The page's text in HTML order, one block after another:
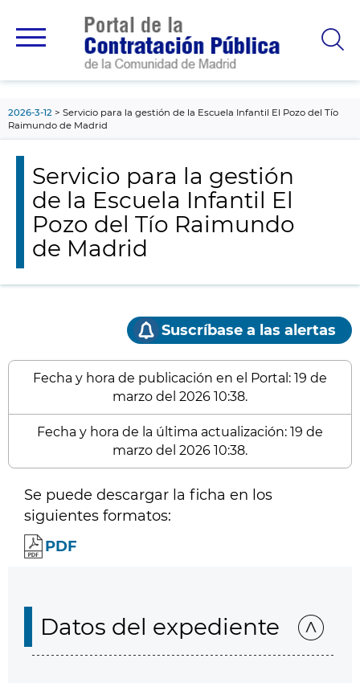
principal
2026-3-12
Servicio para la gestión de la Escuela Infantil El Pozo del Tío
Raimundo de Madrid
Servicio para la gestión
de la Escuela Infantil El
Pozo del Tío Raimundo
de Madrid
Suscríbase a las alertas
Fecha y hora de publicación en el Portal: 19 de
marzo del 2026 10:38.
Fecha y hora de la última actualización: 19 de
marzo del 2026 10:38.
Se puede descargar la ficha en los
siguientes formatos:
PDF
Datos del expediente